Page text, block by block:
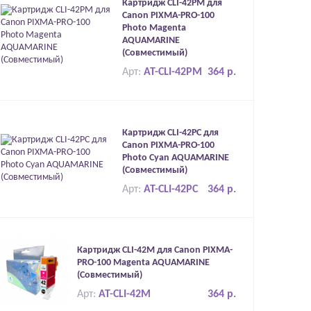
Картридж CLI-42PM для
Canon PIXMA-PRO-100
Photo Magenta
AQUAMARINE
(Совместимый)
364 р.
Арт: AT-CLI-42PM
Картридж CLI-42PC для
Canon PIXMA-PRO-100
Photo Cyan AQUAMARINE
(Совместимый)
364 р.
Арт: AT-CLI-42PC
Картридж CLI-42M для Canon PIXMA-
PRO-100 Magenta AQUAMARINE
(Совместимый)
364 р.
Арт: AT-CLI-42M